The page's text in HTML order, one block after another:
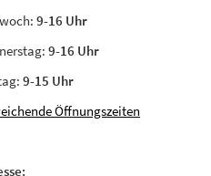
9-16 Uhr
9-16 Uhr
9-15 Uhr
Öffnungszeiten